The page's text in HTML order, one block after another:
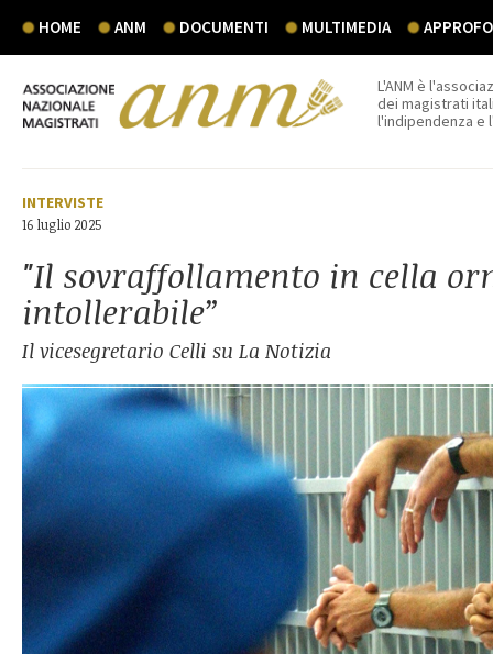
HOME ANM DOCUMENTI MULTIMEDIA
L'ANM è
dei magistrati
l'indipendenza e
INTERVISTE
16 luglio 2025
"Il sovraffollamento in cella
intollerabile”
Il vicesegretario Celli su La Notizia